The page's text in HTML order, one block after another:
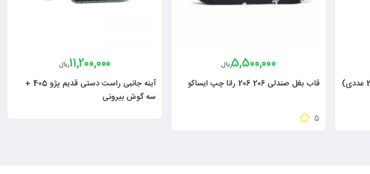
5,500,000ریال
قاب بغل صندلی 206 206 رانا چپ ایساکو
5
11,200,000ریال
آینه جانبی راست دستی قدیم پژو 405 +
سه گوش بیرونی